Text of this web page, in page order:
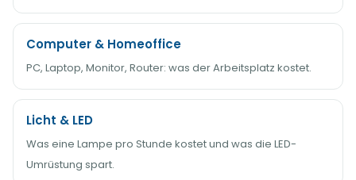
Computer & Homeoffice
PC, Laptop, Monitor, Router: was der Arbeitsplatz kostet.
Licht & LED
Was eine Lampe pro Stunde kostet und was die LED-
Umrüstung spart.